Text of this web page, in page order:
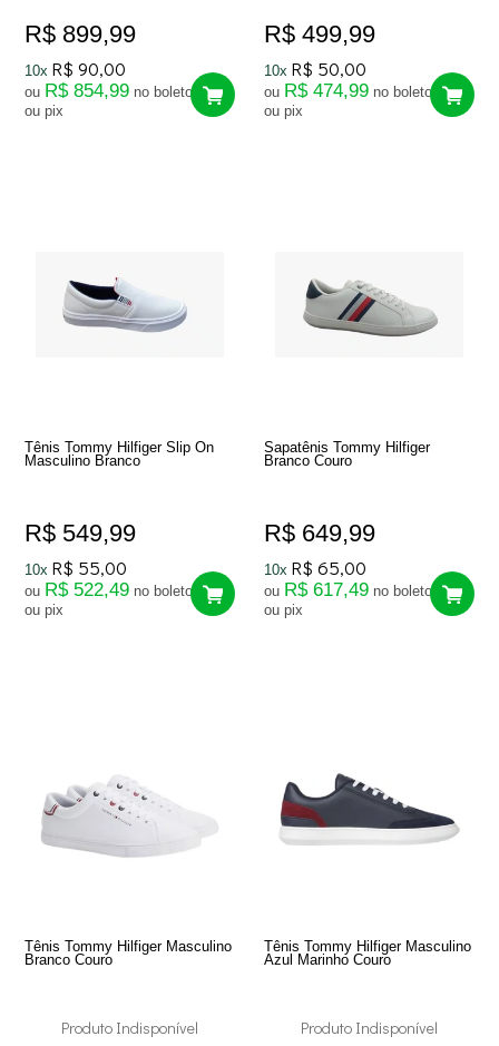
R$ 899,99
10x R$ 90,00
ou R$ 854,99 no boleto
ou pix
R$ 499,99
10x R$ 50,00
ou R$ 474,99 no boleto
ou pix
Tênis Tommy Hilfiger Slip On
Masculino Branco
R$ 549,99
10x R$ 55,00
ou R$ 522,49 no boleto
ou pix
Sapatênis Tommy Hilfiger
Branco Couro
R$ 649,99
10x R$ 65,00
ou R$ 617,49 no boleto
ou pix
Tênis Tommy Hilfiger Masculino
Branco Couro
Produto Indisponível
Tênis Tommy Hilfiger Masculino
Azul Marinho Couro
Produto Indisponível